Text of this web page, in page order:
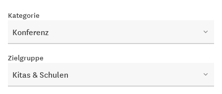
Kategorie
Konferenz
Zielgruppe
Kitas & Schulen